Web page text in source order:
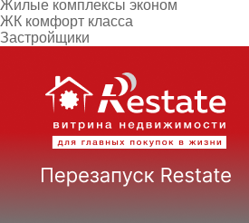
Жилые комплексы эконом
ЖК комфорт класса
Застройщики